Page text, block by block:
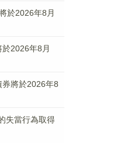
於2026年8月
2026年8月
將於2026年8
失當行為取得